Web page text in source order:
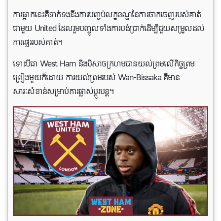
ការផ្អាកនេះគឺទាក់ទងនឹងការបញ្ចប់លក្ខខណ្ឌនៃការចាកចេញរបស់គាត់
ជាមួយ United ដែលរួមបញ្ចូលទាំងការបង់ប្រាក់ដើម្បីជួយសម្រួលដល់
ការផ្ទេររបស់គាត់។
ទោះបីជា West Ham និងបិសាចក្រហមបានយល់ព្រមលើកិច្ចព្រម
ព្រៀងមួយក៏ដោយ ការយល់ព្រមរបស់ Wan-Bissaka គឺមាន
សារៈសំខាន់សម្រាប់ការផ្លាស់ប្តូរបន្ត។